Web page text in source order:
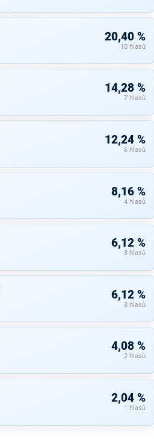
20,40 %
10 hlasů
14,28 %
7 hlasů
12,24 %
6 hlasů
8,16 %
4 hlasů
6,12 %
3 hlasů
6,12 %
3 hlasů
4,08 %
2 hlasů
2,04 %
1 hlasů